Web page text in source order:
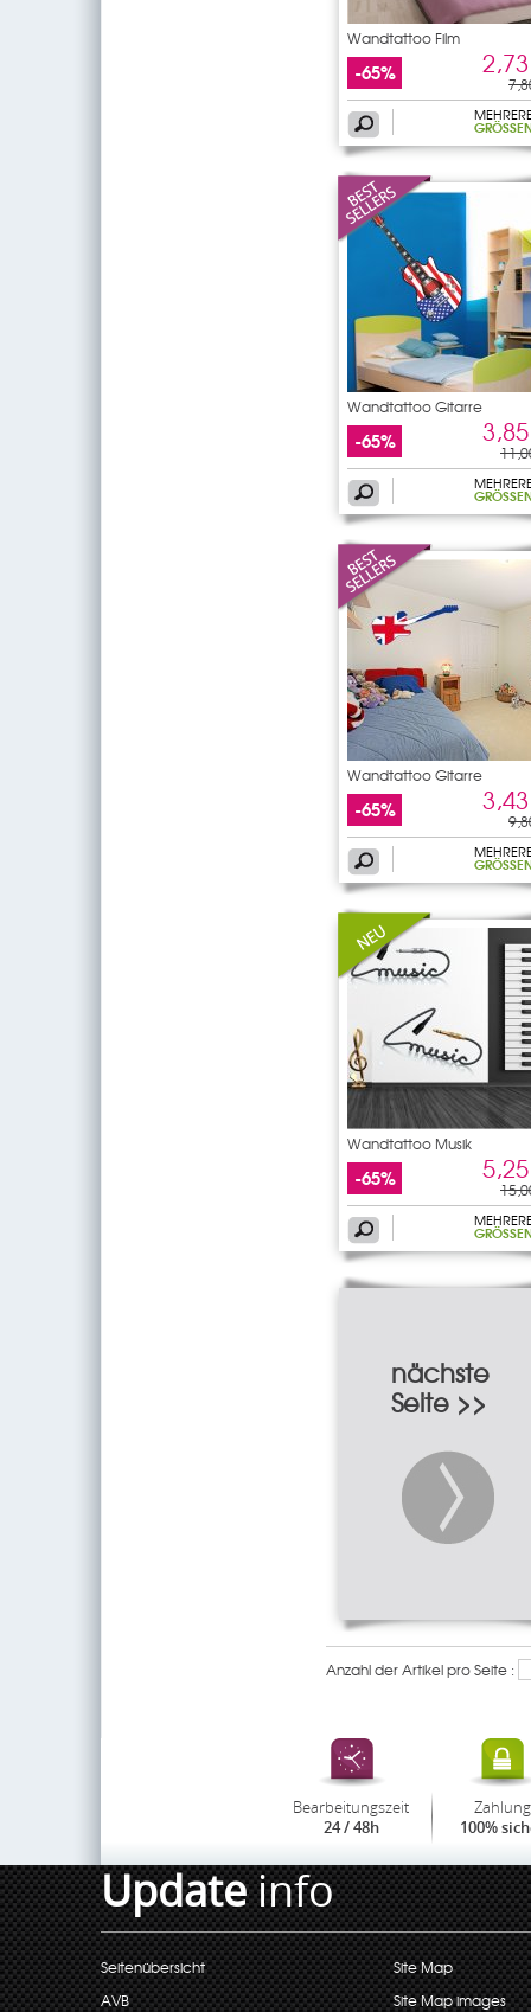
Wandtattoo Film
-65%
GRÖSSEN
Wandtattoo Gitarre
-65%
GRÖSSEN
Wandtattoo Gitarre
-65%
GRÖSSEN
Wandtattoo Musik
-65%
GRÖSSEN
nächste
Seite >>
Anzahl der Artikel pro Seite :
Bearbeitungszeit
24 / 48h
Zahlung
100%
Updateinfo
Seitenübersicht
AVB
Site Map
Site Map images